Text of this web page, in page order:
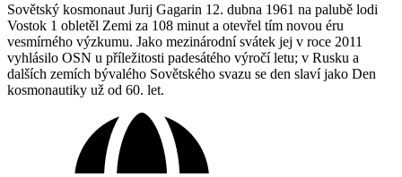
Sovětský kosmonaut Jurij Gagarin 12. dubna 1961 na palubě lodi
Vostok 1 obletěl Zemi za 108 minut a otevřel tím novou éru
vesmírného výzkumu. Jako mezinárodní svátek jej v roce 2011
vyhlásilo OSN u příležitosti padesátého výročí letu; v Rusku a
dalších zemích bývalého Sovětského svazu se den slaví jako Den
kosmonautiky už od 60. let.